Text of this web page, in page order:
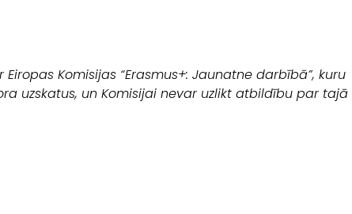
Komisijas “Erasmus+: Jaunatne darbībā”, kuru
uzskatus, un Komisijai nevar uzlikt atbildību par tajā